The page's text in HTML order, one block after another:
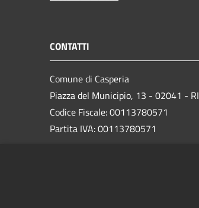
CONTATTI
Comune di Casperia
Piazza del Municipio, 13 - 02041 - RI
Codice Fiscale: 00113780571
Partita IVA: 00113780571